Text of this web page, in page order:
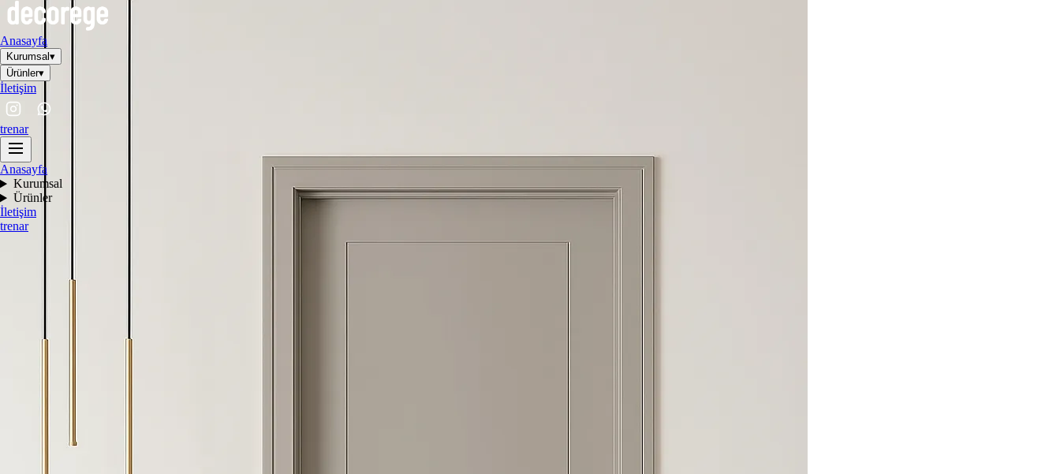
Anasayfa
Kurumsal▾
Ürünler▾
İletişim
trenar
Anasayfa
Kurumsal
Ürünler
İletişim
trenar